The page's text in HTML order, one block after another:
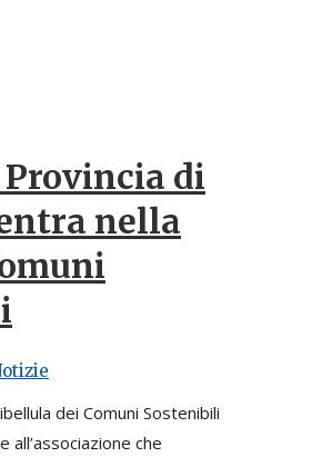
Provincia di
nella
dei Comuni Sostenibili
che